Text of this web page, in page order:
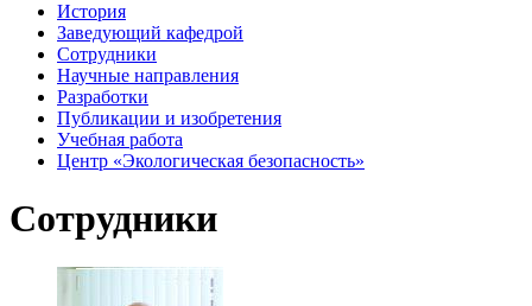
История
Заведующий кафедрой
Сотрудники
Научные направления
Разработки
Публикации и изобретения
Учебная работа
Центр «Экологическая безопасность»
Сотрудники